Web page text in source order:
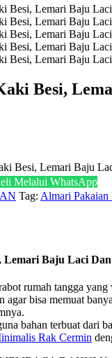
Besi,
Besi, Lemari Baju
Melalui WhatsApp
Tag: Almari
Lemari Baju Laci
rumah tangga
agar bisa memuat
bahan terbuat dari
Rak Cermin